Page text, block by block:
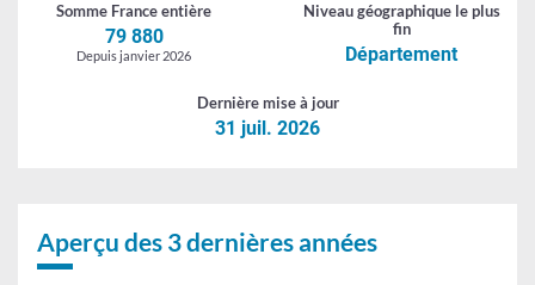
Somme France entière
79 880
Depuis janvier 2026
Niveau géographique le plus
fin
Département
Dernièremise à jour
31 juil. 2026
Aperçu des 3 dernières années